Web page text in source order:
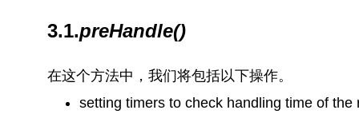
3.1.preHandle()
在这个方法中，我们将包括以下操作。
setting timers to check handling time of the